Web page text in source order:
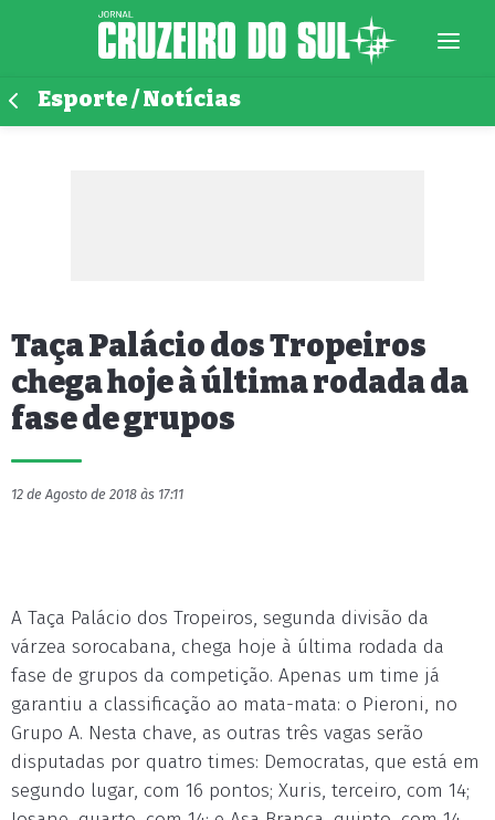
Esporte / Notícias
Taça Palácio dos Tropeiros
chega hoje à última rodada da
fase de grupos
12 de Agosto de 2018 às 17:11
A Taça Palácio dos Tropeiros, segunda divisão da
várzea sorocabana, chega hoje à última rodada da
fase de grupos da competição. Apenas um time já
garantiu a classificação ao mata-mata: o Pieroni, no
Grupo A. Nesta chave, as outras três vagas serão
disputadas por quatro times: Democratas, que está em
segundo lugar, com 16 pontos; Xuris, terceiro, com 14;